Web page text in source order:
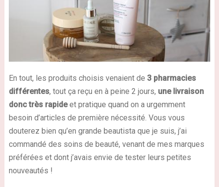
En tout, les produits choisis venaient de 3 pharmacies
différentes, tout ça reçu en à peine 2 jours, une livraison
donc très rapideet pratique quand on a urgemment
besoin d’articles de première nécessité. Vous vous
douterez bien qu’en grande beautista que je suis, j’ai
commandé des soins de beauté, venant de mes marques
préférées et dont j’avais envie de tester leurs petites
nouveautés !